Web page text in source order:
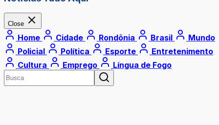
Close
Home Cidade Rondônia Brasil
Mundo
Policial
Política Esporte
Entretenimento
Cultura
Emprego Língua de Fogo